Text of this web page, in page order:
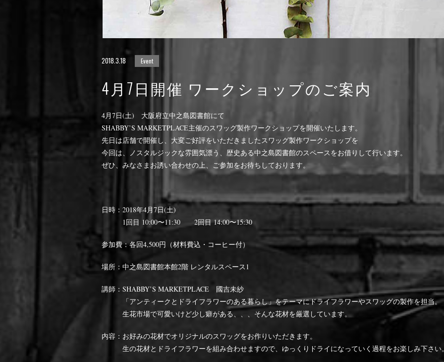
2018.3.18 Event
4月7日開催 ワークショップのご案内
4月7日(土) 大阪府立中之島図書館にて
SHABBY’S MARKETPLACE主催のスワッグ製作ワークショップを開催いたします。
先日は店舗で開催し、大変ご好評をいただきましたスワッグ製作ワークショップを
今回は、ノスタルジックな雰囲気漂う、歴史ある中之島図書館のスペースをお借りして行います。
ぜひ、みなさまお誘い合わせの上、ご参加をお待ちしております。
日時：2018年4月7日(土)
1回目 10:00〜11:30 2回目 14:00〜15:30
参加費：各回4,500円（材料費込・コーヒー付）
場所：中之島図書館本館2階 レンタルスペース1
講師：SHABBY’S MARKETPLACE 國吉未紗
「アンティークとドライフラワーのある暮らし」をテーマにドライフラワーやスワッグの製作を担当。
生花市場で可愛いけど少し癖がある、、、そんな花材を厳選しています。
内容：お好みの花材でオリジナルのスワッグをお作りいただきます。
生の花材とドライフラワーを組み合わせますので、ゆっくりドライになっていく過程をお楽しみ下さい